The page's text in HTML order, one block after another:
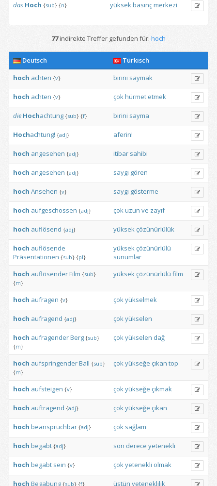
das Hoch {sub} {n} yüksekbasınçmerkezi
77indirekte Treffer gefunden für: hoch
Deutsch
Türkisch
hoch achten {v} birini saymak
hoch achten {v} çokhürmet etmek
die Hochachtung {sub} {f} birini sayma
Hochachtung! {adj} aferin!
hoch angesehen {adj} itibar sahibi
hoch angesehen {adj} saygı gören
hoch Ansehen {v} saygı gösterme
hoch aufgeschossen {adj} çokuzun ve zayıf
hoch auflösend {adj} yüksek çözünürlülük
hoch auflösende
Präsentationen {sub} {pl}
yüksek çözünürlülü
sunumlar
hoch auflösenderFilm {sub}
{m}
yüksek çözünürlülü film
hoch aufragen {v} çokyükselmek
hoch aufragend {adj} çokyükselen
hoch aufragenderBerg {sub}
{m}
çokyükselen dağ
hoch aufspringenderBall {sub}
{m}
çokyükseğe çıkan top
hoch aufsteigen {v} çokyükseğe çıkmak
hoch auftragend {adj} çokyükseğe çıkan
hoch beanspruchbar {adj} çok sağlam
hoch begabt {adj} son derece yetenekli
hoch begabt sein {v} çokyetenekli olmak
hoch Begabung {sub} {f} üstün yeteneklilik